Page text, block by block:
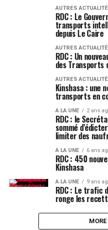
AUTRES
RDC : Le
transports
depuis Le Caire
AUTRES
RDC : Un
des Transports
AUTRES
Kinshasa : une
transports en
A LA UNE 2 ans
RDC : le
sommé
limiter des
A LA UNE 6 ans
RDC : 450
Kinshasa
A LA UNE 9 ans
RDC : Le trafic
ronge les